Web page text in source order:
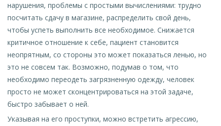
нарушения, проблемы с простыми вычислениями: трудно
посчитать сдачу в магазине, распределить свой день,
чтобы успеть выполнить все необходимое. Снижается
критичное отношение к себе, пациент становится
неопрятным, со стороны это может показаться ленью, но
это не совсем так. Возможно, подумав о том, что
необходимо переодеть загрязненную одежду, человек
просто не может сконцентрироваться на этой задаче,
быстро забывает о ней.
Указывая на его проступки, можно встретить агрессию,